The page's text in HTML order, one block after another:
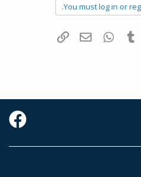
You must log in or
Pinterest
Tumblr
WhatsAppדואר אלקטרוני